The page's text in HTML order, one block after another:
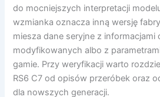
do mocniejszych interpretacji
wzmianka oznacza inną wersję
miesza dane seryjne z informacjami
modyfikowanych albo z
gamie. Przy weryfikacji warto
RS6 C7 od opisów przeróbek oraz
dla nowszych generacji.